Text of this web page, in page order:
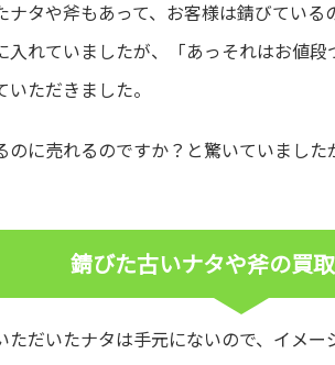
ナタや斧もあって、お客様は錆びている
入れていましたが、「あっそれはお値
ただきました。
のに売れるのですか？と驚いていまし
錆びた古いナタや斧の買
ただいたナタは手元にないので、イメ